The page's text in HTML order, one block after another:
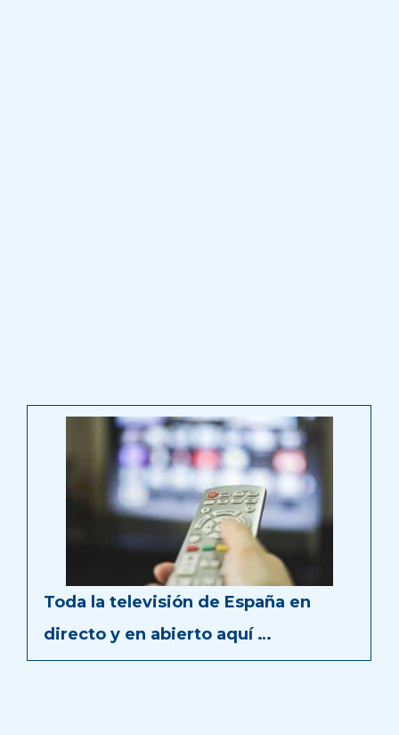
Toda la televisión de España en
directo y en abierto aquí …